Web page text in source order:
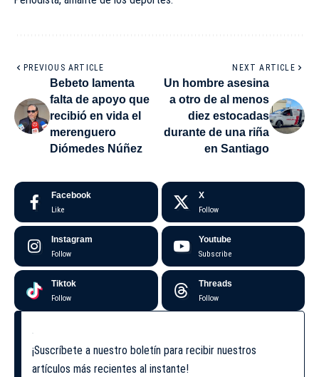
PREVIOUS ARTICLE
Bebeto lamenta
falta de apoyo que
recibió en vida el
merenguero
Diómedes Núñez
NEXT ARTICLE
Un hombre asesina
a otro de al menos
diez estocadas
durante de una riña
en Santiago
Facebook
Like
X
Follow
Instagram
Follow
Youtube
Subscribe
Tiktok
Follow
Threads
Follow
¡Suscríbete a nuestro boletín para recibir nuestros
artículos más recientes al instante!